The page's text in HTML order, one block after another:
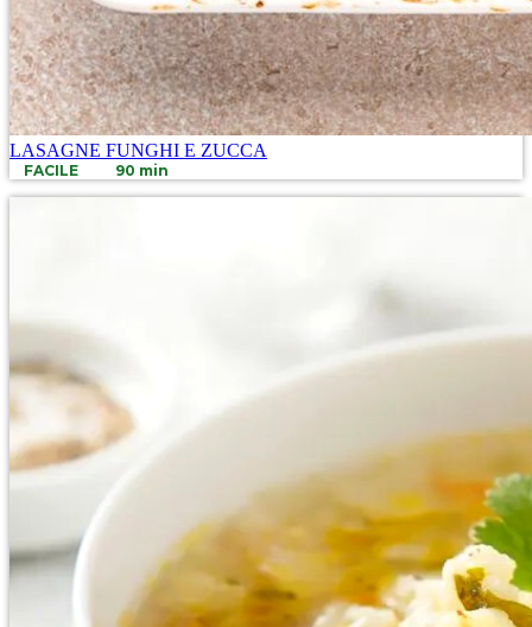
LASAGNE FUNGHI E ZUCCA
FACILE 90 min